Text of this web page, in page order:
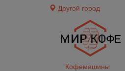
Другой город
Кофемашины